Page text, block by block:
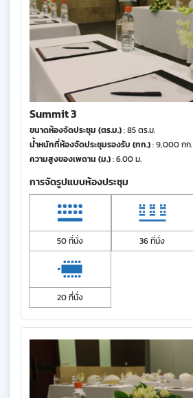
Summit 3
ขนาดห้องจัดประชุม (ตร.ม.): 85 ตร.ม.
น้ำหนักที่ห้องจัดประชุมรองรับ (กก.): 9,000 กก.
ความสูงของเพดาน (ม.): 6.00 ม.
การจัดรูปแบบห้องประชุม
50 ที่นั่ง 36 ที่นั่ง
20 ที่นั่ง